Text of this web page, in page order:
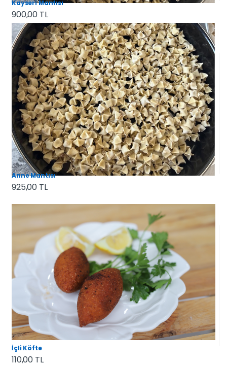
Kayseri Mantısı
900,00 TL
Anne Mantısı
925,00 TL
İçli Köfte
110,00 TL